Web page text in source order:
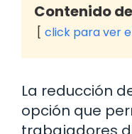
Contenido
click para ver
La reducción
opción que